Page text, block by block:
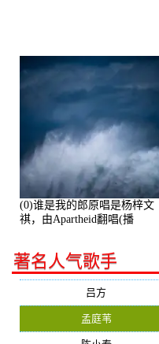
(0)谁是我的郎原唱是杨梓文
祺，由Apartheid翻唱(播
著名人气歌手
吕方
孟庭苇